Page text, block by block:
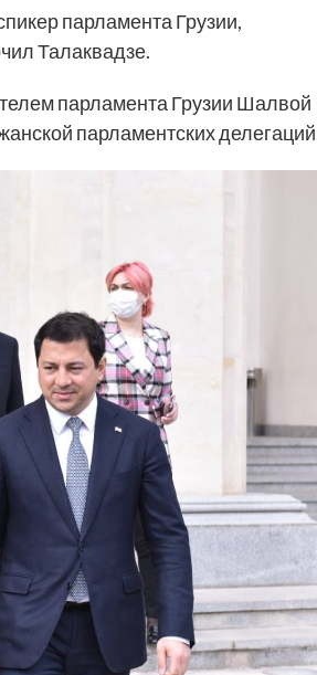
парламента Грузии,
Талаквадзе.
парламента Грузии Шалвой
парламентских